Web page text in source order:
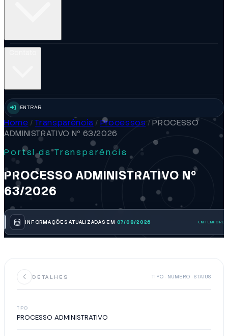
ENTRAR
Home / Transparência / Processos / PROCESSO
ADMINISTRATIVO Nº 63/2026
Portal da Transparência
PROCESSO ADMINISTRATIVO Nº
63/2026
INFORMAÇÕES ATUALIZADAS EM 07/08/2026
DETALHES TIPO · NÚMERO · STATUS
TIPO
PROCESSO ADMINISTRATIVO